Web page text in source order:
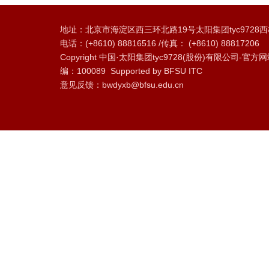
地址：北京市海淀区西三环北路19号太阳集团tyc9728
电话：(+8610) 88816516 /传真： (+8610) 88817206
Copyright 中国·太阳集团tyc9728(股份)有限公司-官方
编：100089 Supported by BFSU ITC
意见反馈：bwdyxb@bfsu.edu.cn